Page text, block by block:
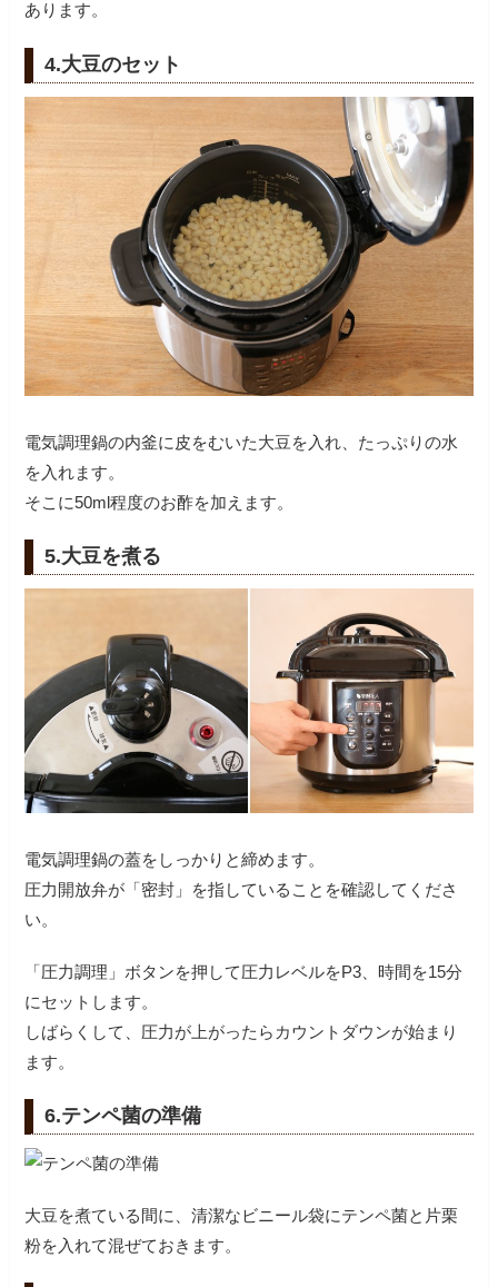
あります。
4.大豆のセット
電気調理鍋の内釜に皮をむいた大豆を入れ、たっぷりの水
を入れます。
そこに50ml程度のお酢を加えます。
5.大豆を煮る
電気調理鍋の蓋をしっかりと締めます。
圧力開放弁が「密封」を指していることを確認してくださ
い。
「圧力調理」ボタンを押して圧力レベルをP3、時間を15分
にセットします。
しばらくして、圧力が上がったらカウントダウンが始まり
ます。
6.テンペ菌の準備
大豆を煮ている間に、清潔なビニール袋にテンペ菌と片栗
粉を入れて混ぜておきます。